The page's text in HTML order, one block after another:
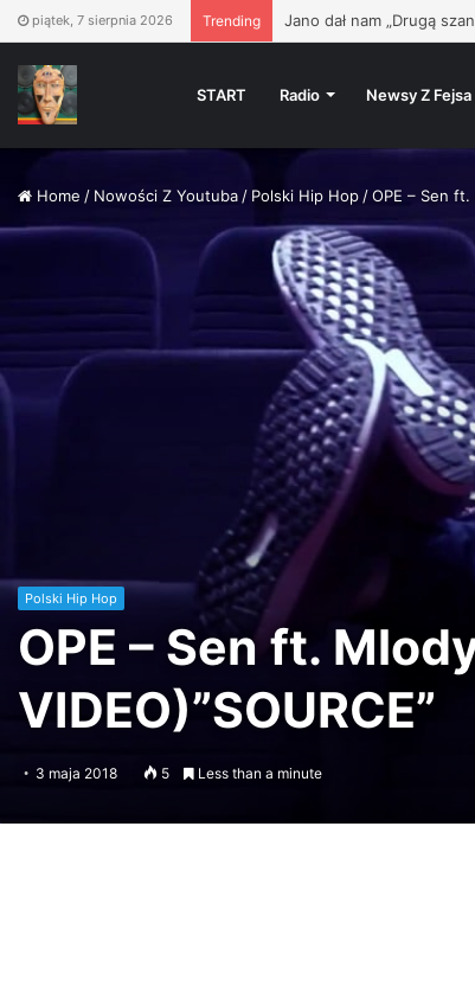
piątek, 7 sierpnia 2026 Trending PIZZA VÍKEND – Vinyl
START Radio Newsy Z Fejsa
Home / Nowości Z Youtuba / Polski Hip Hop /OPE – Sen ft.
Polski Hip Hop
OPE – Sen ft.
VIDEO)”SOURCE”
3 maja 2018 5 Less than a minute